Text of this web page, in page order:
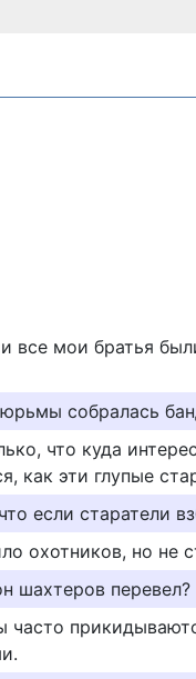
все мои братья
собралась
что куда
как эти глупые
если старатели
охотников, но не
шахтеров перевел?
часто